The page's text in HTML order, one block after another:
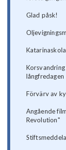
Glad påsk!
långfredagen
Förvärv av
Angående
Revolution"